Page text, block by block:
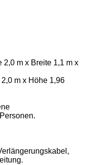
2,0 m x Breite 1,1 m x
m x Höhe 1,96